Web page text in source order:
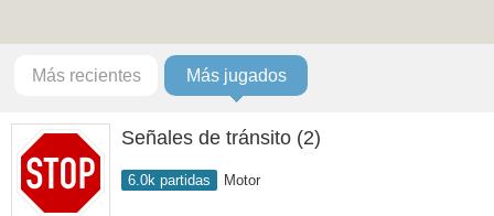
Más recientes Más jugados
Señales de tránsito (2)
6.0k partidas Motor